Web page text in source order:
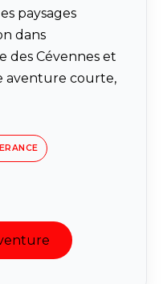
paysages
dans
des Cévennes et
aventure courte,